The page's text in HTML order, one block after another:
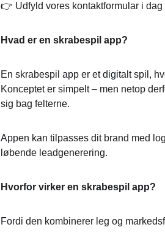
👉 Udfyld vores kontaktformular i
Hvad er en skrabespil app?
En skrabespil app er et digitalt spil,
Konceptet er simpelt – men netop
sig bag felterne.
Appen kan tilpasses dit brand med
løbende leadgenerering.
Hvorfor virker en skrabespil app?
Fordi den kombinerer leg og